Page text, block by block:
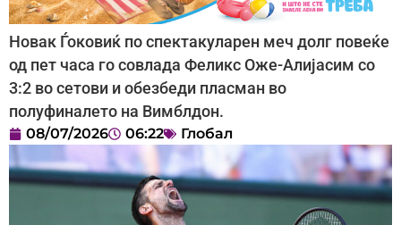
Новак Ѓоковиќ по спектакуларен меч долг повеќе
од пет часа го совлада Феликс Оже-Алијасим со
3:2 во сетови и обезбеди пласман во
полуфиналето на Вимблдон.
08/07/2026 06:22 Глобал